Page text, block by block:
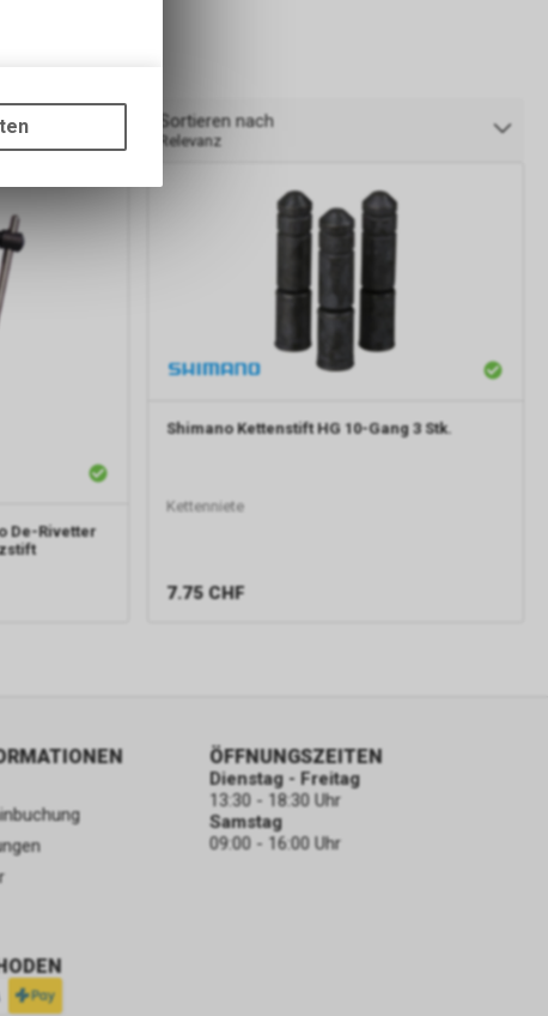
Sortieren nach
Relevanz
De-Rivetter
Shimano Kettenstift HG 10-Gang 3 Stk.
Kettenniete
7.75 CHF
ÖFFNUNGSZEITEN
Dienstag - Freitag
13:30 - 18:30 Uhr
Samstag
09:00 - 16:00 Uhr
wie die
die